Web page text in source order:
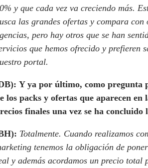
y que cada vez va creciendo más.
las grandes ofertas y compara con
pero hay otros que se han
que hemos ofrecido y prefieren
portal.
Y ya por último, como pregunta
los packs y ofertas que aparecen en
finales una vez se ha concluido
Totalmente. Cuando realizamos
tenemos la obligación de
y además acordamos un precio total